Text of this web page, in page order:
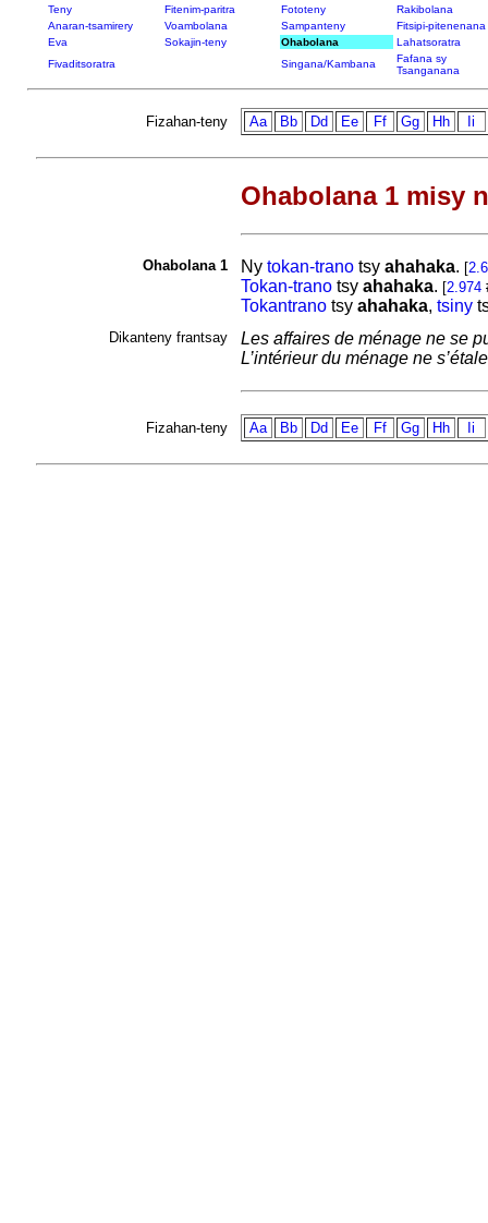
Teny Fitenim-paritra Fototeny
Rakibolana
Anaran-tsamirery
Voambolana Sampanteny
Fitsipi-pitenenana
Eva
Sokajin-teny Ohabolana
Lahatsoratra
Fivaditsoratra
Singana/Kambana
Fafana sy
Tsanganana
Fizahan-teny Aa Bb Dd Ee Ff Gg Hh Ii
Ohabolana 1 misy
Ohabolana 1 Ny tokan-tranotsy ahahaka. [
Tokan-tranotsy ahahaka. [2.974
Tokantranotsy ahahaka, tsiny
Dikanteny frantsay
Les affaires de ménage ne se
L’intérieur du ménage ne
Fizahan-teny Aa Bb Dd Ee Ff Gg Hh Ii